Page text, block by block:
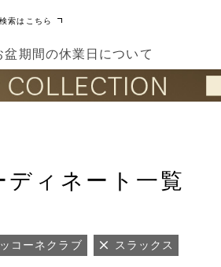
索はこちら
盆期間の休業日について
ディネート一覧
コーネクラブ スラックス